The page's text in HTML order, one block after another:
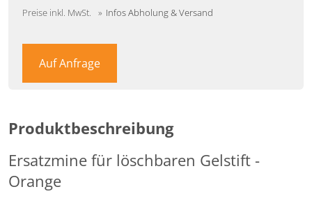
Preise inkl. MwSt. Infos Abholung & Versand
Auf Anfrage
Produktbeschreibung
Ersatzmine für löschbaren Gelstift -
Orange